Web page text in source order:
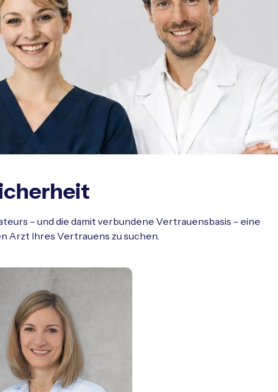
– und die damit verbundene Vertrauensbasis – eine
Arzt Ihres Vertrauens zu suchen.